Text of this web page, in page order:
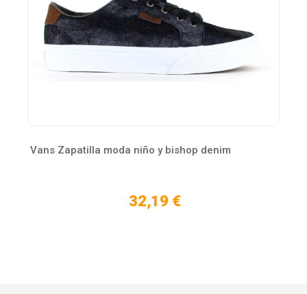
Vans Zapatilla moda niño y bishop denim
32,19 €